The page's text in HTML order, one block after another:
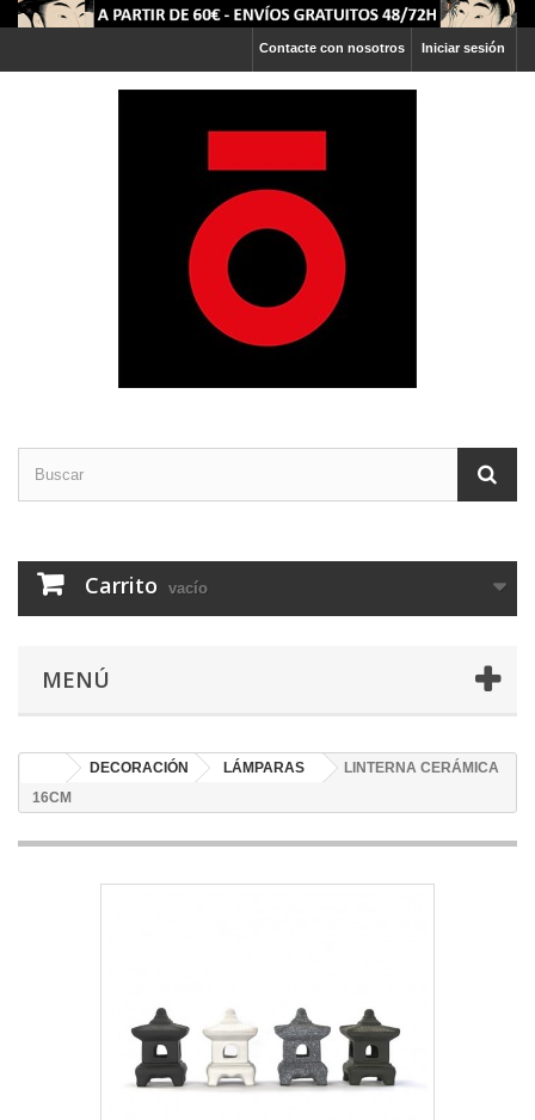
Iniciar sesión
Contacte con nosotros
Carrito vacío
MENÚ
DECORACIÓN LÁMPARAS
LINTERNA CERÁMICA
16CM